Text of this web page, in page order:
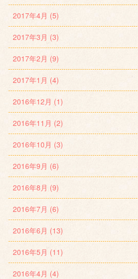
2017年4月 (5)
2017年3月 (3)
2017年2月 (9)
2017年1月 (4)
2016年12月 (1)
2016年11月 (2)
2016年10月 (3)
2016年9月 (6)
2016年8月 (9)
2016年7月 (6)
2016年6月 (13)
2016年5月 (11)
2016年4月 (4)